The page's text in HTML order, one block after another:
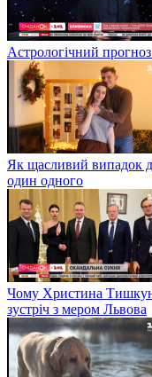
Астрологічний
Як щасливий випадок
один одного
Чому Христина Тишкун
зустріч з мером Львова